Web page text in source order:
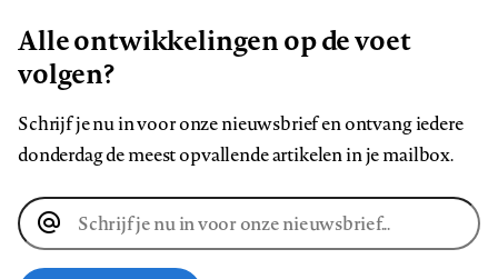
Alle ontwikkelingen op de voet
volgen?
Schrijf je nu in voor onze nieuwsbrief en ontvang iedere
donderdag de meest opvallende artikelen in je mailbox.
E-
mailadres